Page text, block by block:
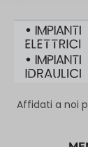
Affidati a noi